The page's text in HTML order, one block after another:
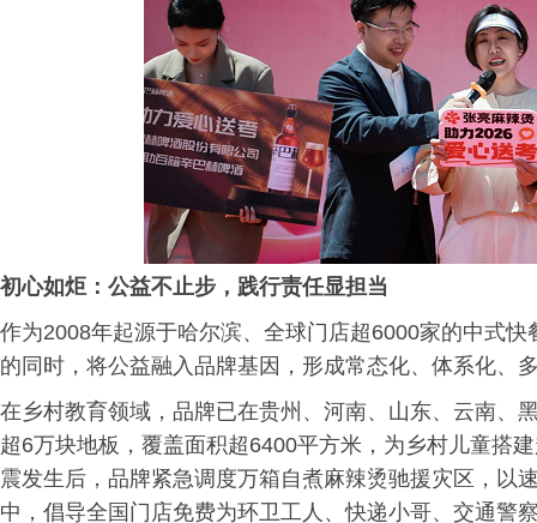
初心如炬：公益不止步，践行责任显担当
作为2008年起源于哈尔滨、全球门店超6000家的中式
的同时，将公益融入品牌基因，形成常态化、体系化、
在乡村教育领域，品牌已在贵州、河南、山东、云南、
超6万块地板，覆盖面积超6400平方米，为乡村儿童搭
震发生后，品牌紧急调度万箱自煮麻辣烫驰援灾区，以
中，倡导全国门店免费为环卫工人、快递小哥、交通警